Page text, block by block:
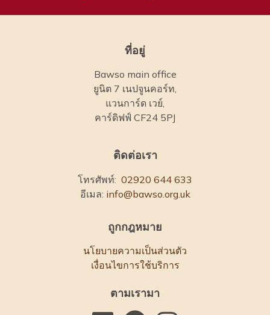
ที่อยู่
Bawso main office
ยูนิต 7 เนปจูนคอร์ท,
แวนการ์ด เวย์,
คาร์ดิฟฟ์ CF24 5PJ
ติดต่อเรา
โทรศัพท์: 02920 644 633
อีเมล: info@bawso.org.uk
ถูกกฎหมาย
นโยบายความเป็นส่วนตัว
เงื่อนไขการใช้บริการ
ตามเรามา